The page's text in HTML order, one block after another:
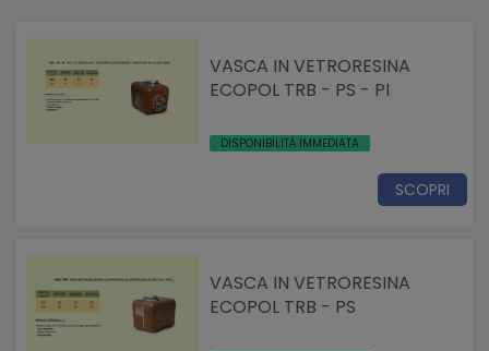
VASCA IN VETRORESINA
ECOPOL TRB - PS - PI
DISPONIBILITÀ IMMEDIATA
SCOPRI
VASCA IN VETRORESINA
ECOPOL TRB - PS